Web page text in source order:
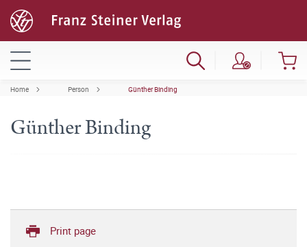
Home Person Günther Binding
Günther Binding
Print page